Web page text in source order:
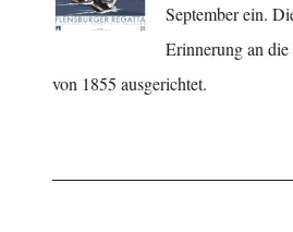
September ein.
Erinnerung an die
von 1855 ausgerichtet.